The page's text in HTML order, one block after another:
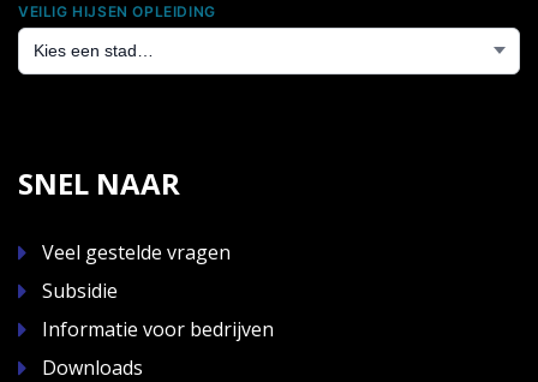
VEILIG HIJSEN OPLEIDING
SNEL NAAR
Veel gestelde vragen
Subsidie
Informatie voor bedrijven
Downloads